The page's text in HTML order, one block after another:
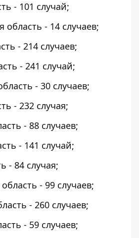
- 101 случай;
область - 14 случаев;
- 214 случаев;
- 241 случай;
- 30 случаев;
- 232 случая;
- 88 случаев;
- 141 случай;
- 84 случая;
- 99 случаев;
- 260 случаев;
- 59 случаев;